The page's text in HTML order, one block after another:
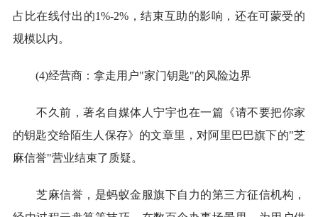
占比在线付出的1%-2%，结束互助的影响，还在可蒙受的
规模以内。
(4)经营商：拿走用户"家门钥匙"的风险边界
不久前，著名自媒体人宁宇也在一篇《请不要把你家
的钥匙交给陌生人保存》的文章里，对阿里巴巴旗下的"芝
麻信誉"营业结束了质疑。
芝麻信誉，是蚂蚁金服旗下自力的第三方征信机构，